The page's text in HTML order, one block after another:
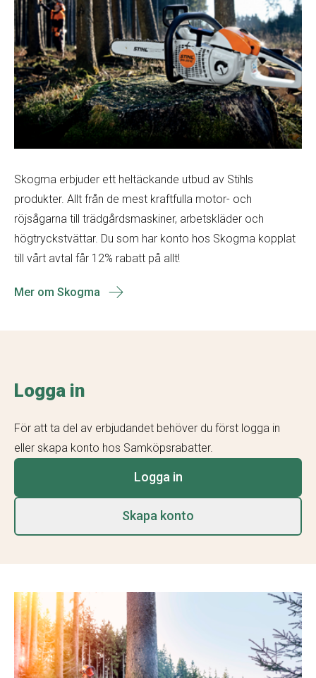
Skogma erbjuder ett heltäckande utbud av Stihls
produkter. Allt från de mest kraftfulla motor- och
röjsågarna till trädgårdsmaskiner, arbetskläder och
högtryckstvättar. Du som har konto hos Skogma kopplat
till vårt avtal får 12% rabatt på allt!
Mer om Skogma
Logga in
För att ta del av erbjudandet behöver du först logga in
eller skapa konto hos Samköpsrabatter.
Logga in
Skapa konto